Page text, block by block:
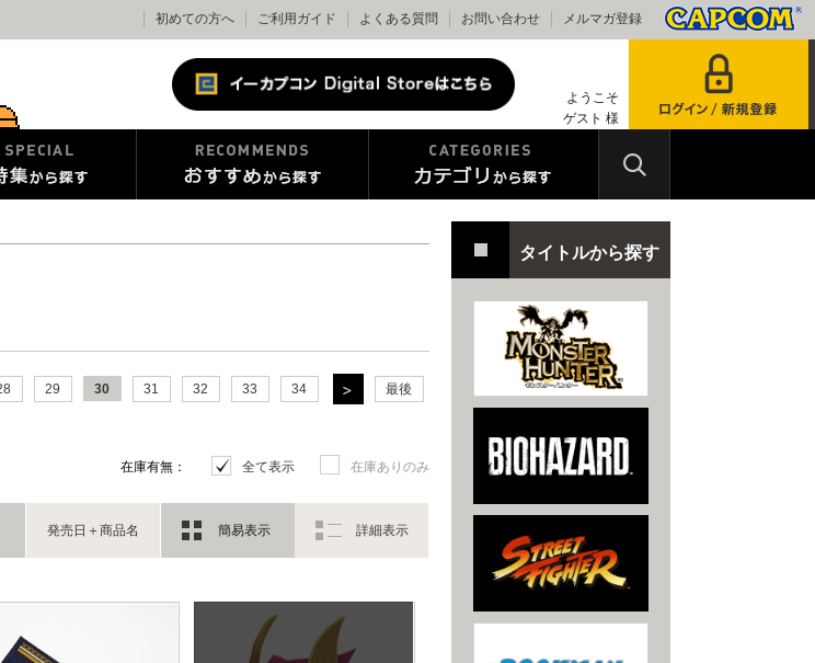
初めての方へ ご利用ガイド よくある質問 お問い合わせ メルマガ登録
ようこそ
ゲスト 様
29 30 31 32 33 34 最後
在庫有無： 全て表示 在庫ありのみ
発売日＋商品名 簡易表示 詳細表示
タイトルから探す